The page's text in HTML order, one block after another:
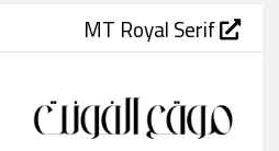
MT Royal Serif